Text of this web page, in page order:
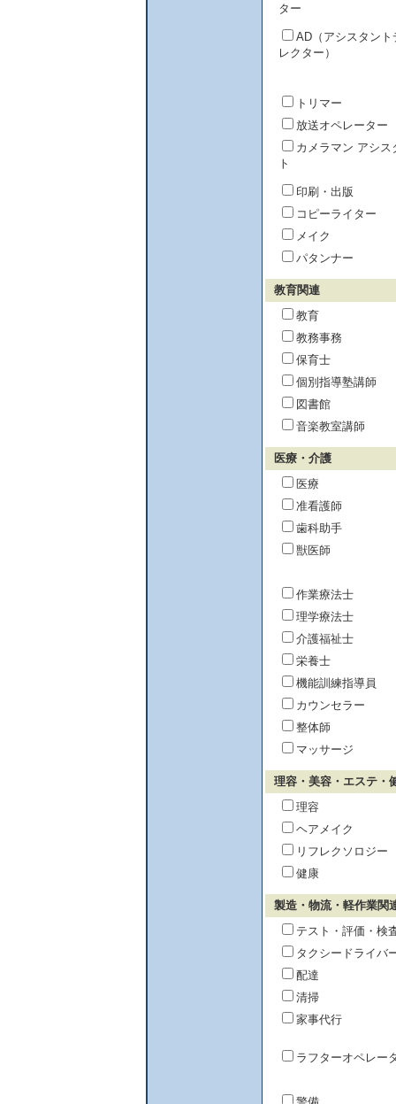
ター
AD（アシスタント
レクター）
トリマー
放送オペレーター
カメラマン アシス
ト
印刷・出版
コピーライター
メイク
パタンナー
教育関連
教育
教務事務
保育士
個別指導塾講師
図書館
音楽教室講師
医療・介護
医療
准看護師
歯科助手
獣医師
作業療法士
理学療法士
介護福祉士
栄養士
機能訓練指導員
カウンセラー
整体師
マッサージ
理容・美容・エステ・
理容
ヘアメイク
リフレクソロジー
健康
製造・物流・軽作業関
テスト・評価・検
タクシードライバ
配達
清掃
家事代行
ラフターオペレー
警備